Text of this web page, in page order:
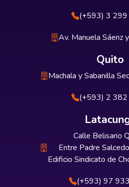
(+593) 3
Av. Manuela Sáenz
Quito
Machala y Sabanilla
(+593) 2
Calle Belisario
Entre Padre
Edificio Sindicato de
(+593) 97